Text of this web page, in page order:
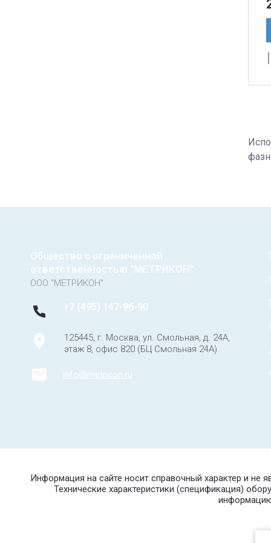
Общество с ограниченной
ответственностью "МЕТРИКОН"
ООО "МЕТРИКОН"
+7 (495) 147-96-90
125445, г. Москва, ул. Смольная, д. 24А,
этаж 8, офис 820 (БЦ Смольная 24А)
info@metricon.ru
Информация на сайте носит справочный характер и
Технические характеристики (спецификация)